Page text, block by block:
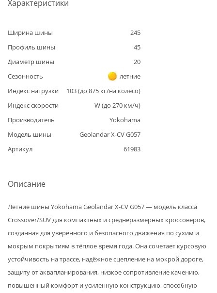
Характеристики
Ширина шины
245
Профиль шины
45
Диаметр шины
20
Сезонность
летние
Индекс нагрузки
103(до 875 кг/на колесо)
Индекс скорости
W(до 270 км/ч)
Производитель
Yokohama
Модель шины
Geolandar X-CV G057
Артикул
61983
Описание
Летние шины Yokohama Geolandar X-CV G057 — модель класса
Crossover/SUV для компактных и среднеразмерных кроссоверов,
созданная для уверенного и безопасного движения по сухим и
мокрым покрытиям в тёплое время года. Она сочетает курсовую
устойчивость на трассе, надёжное сцепление на мокрой дороге,
защиту от аквапланирования, низкое сопротивление качению,
повышенный комфорт и усиленную конструкцию, способную